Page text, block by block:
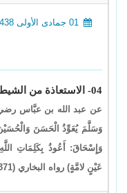
04- الاستعاذة من الشيطان والعين والهوام
عن عبد الله بن عبَّاس رضي
وَسَلَّمَ يُعَوِّذُ الْحَسَنَ
وَإِسْحَاقَ: أَعُوذُ بِكَلِمَاتِ
عَيْنٍ لامَّةٍ) رواه البخاري (3371).